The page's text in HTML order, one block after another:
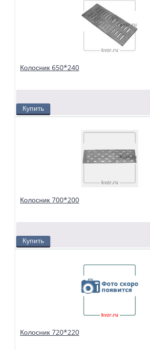
Колосники чугунные 650*200 применяются в
твердотопливных водогрейных и паровых котлов.
топке устойчивый слой горящего топлива, дров, угля
колосников собираются колосниковые решетки.
Колосник 650*240
Купить
твердотопливных водогрейных и паровых котлов.
топке устойчивый слой горящего топлива, дров, угля
колосников собираются колосниковые решетки.
Колосник 700*200
Купить
твердотопливных водогрейных и паровых котлов.
топке устойчивый слой горящего топлива, дров, угля
колосников собираются колосниковые решетки.
Колосник 720*220